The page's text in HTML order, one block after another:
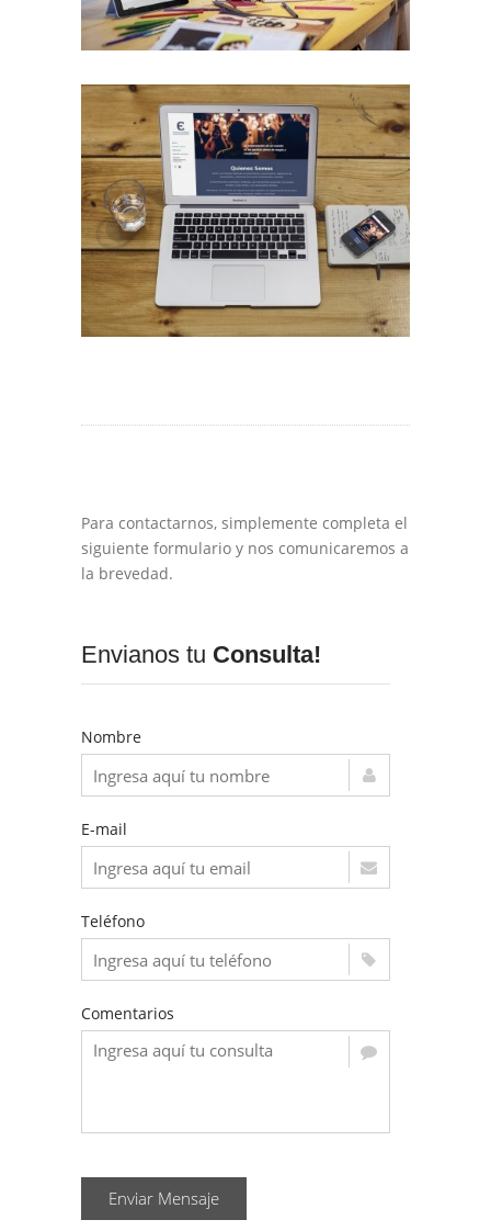
Diseño Web para Empresa de Eventos
Trabajos Web
Para contactarnos, simplemente completa el
siguiente formulario y nos comunicaremos a
la brevedad.
Envianos tu Consulta!
Nombre
E-mail
Teléfono
Comentarios
Enviar Mensaje